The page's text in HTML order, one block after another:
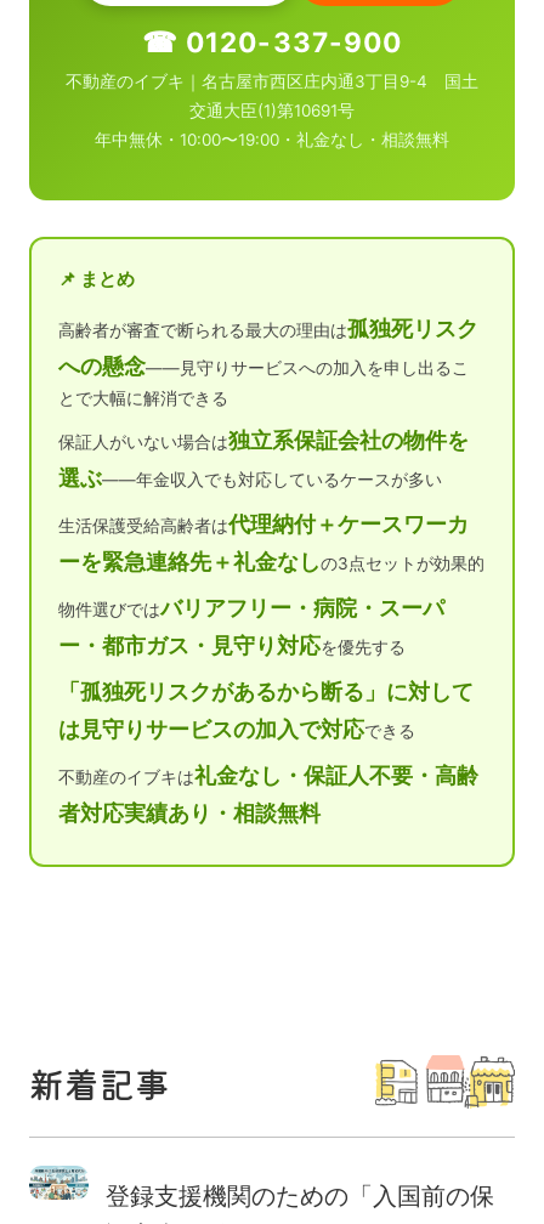
☎ 0120-337-900
不動産のイブキ｜名古屋市西区庄内通3丁目9-4 国土
交通大臣(1)第10691号
年中無休・10:00〜19:00・礼金なし・相談無料
📌 まとめ
高齢者が審査で断られる最大の理由は孤独死リスク
への懸念——見守りサービスへの加入を申し出るこ
とで大幅に解消できる
保証人がいない場合は独立系保証会社の物件を
選ぶ——年金収入でも対応しているケースが多い
生活保護受給高齢者は代理納付＋ケースワーカ
ーを緊急連絡先＋礼金なしの3点セットが効果的
物件選びではバリアフリー・病院・スーパ
ー・都市ガス・見守り対応を優先する
「孤独死リスクがあるから断る」に対して
は見守りサービスの加入で対応できる
不動産のイブキは礼金なし・保証人不要・高齢
者対応実績あり・相談無料
新着記事
登録支援機関のための「入国前の保